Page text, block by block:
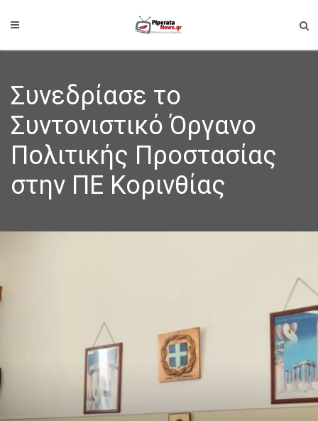
Συνεδρίασε το
Συντονιστικό Όργανο
Πολιτικής Προστασίας
στην ΠΕ Κορινθίας